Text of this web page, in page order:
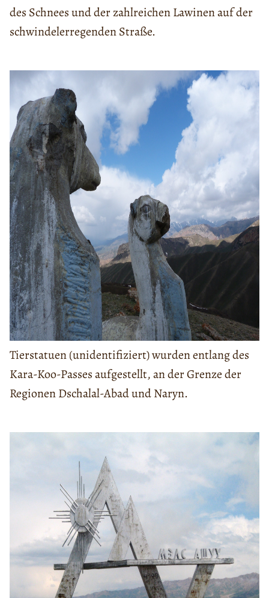
des Schnees und der zahlreichen Lawinen auf der
schwindelerregenden Straße.
Tierstatuen (unidentifiziert) wurden entlang des
Kara-Koo-Passes aufgestellt, an der Grenze der
Regionen Dschalal-Abad und Naryn.